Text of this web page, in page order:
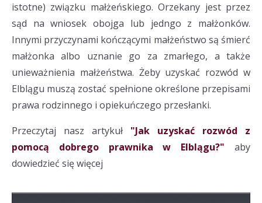
istotne) związku małżeńskiego. Orzekany jest przez
sąd na wniosek obojga lub jedngo z małżonków.
Innymi przyczynami kończącymi małżeństwo są śmierć
małżonka albo uznanie go za zmarłego, a także
unieważnienia małżeństwa. Żeby uzyskać rozwód w
Elblągu muszą zostać spełnione określone przepisami
prawa rodzinnego i opiekuńczego przesłanki.
Przeczytaj nasz artykuł "Jak uzyskać rozwód z
pomocą dobrego prawnika w Elblągu?" aby
dowiedzieć się więcej